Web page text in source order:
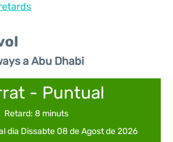
a Abu Dhabi
- Puntual
Retard: 8 minuts
dia Dissabte 08 de Agost de 2026